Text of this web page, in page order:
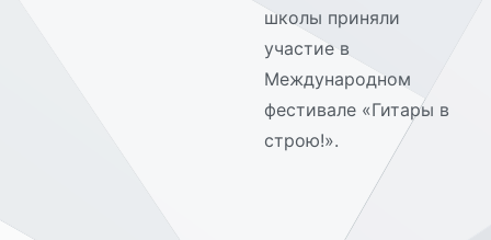
школы приняли
участие в
Международном
фестивале «Гитары в
строю!».